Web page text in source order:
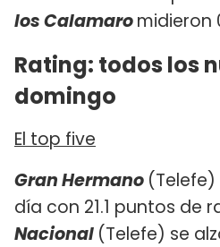
los Calamaromidieron
Rating: todos los
domingo
El top five
Gran Hermano
día con 21.1 puntos de
Nacional (Telefe) se